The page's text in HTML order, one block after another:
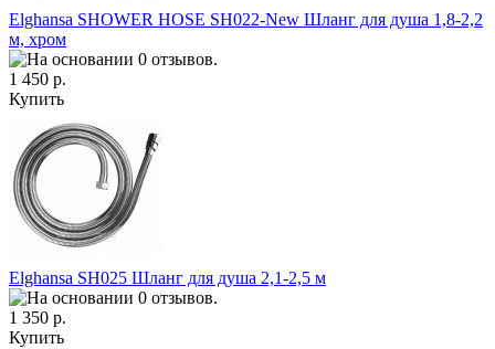
Elghansa SHOWER HOSE SH022-New Шланг для душа 1,8-2,2
м, хром
1 450 р.
Купить
Elghansa SH025 Шланг для душа 2,1-2,5 м
1 350 р.
Купить